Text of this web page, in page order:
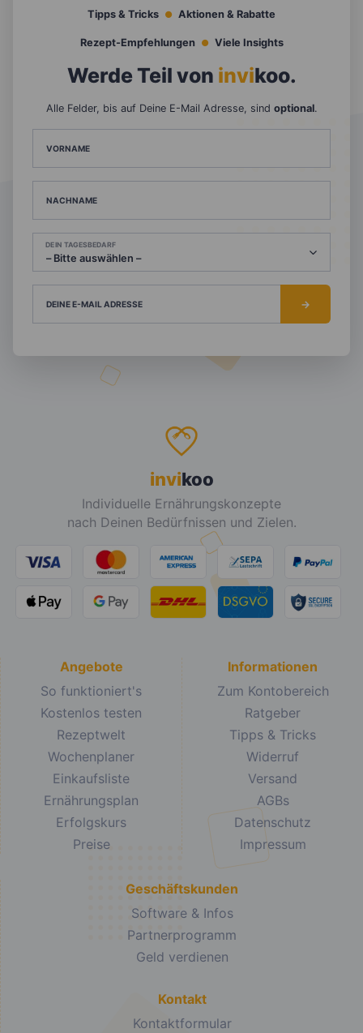
Tipps & Tricks Aktionen & Rabatte
Rezept-Empfehlungen Viele Insights
Werde Teil von invikoo.
Alle Felder, bis auf Deine E-Mail Adresse, sind optional.
VORNAME
NACHNAME
DEIN TAGESBEDARF
DEINE E-MAIL ADRESSE
invikoo
Individuelle Ernährungskonzepte
nach Deinen Bedürfnissen und Zielen.
Angebote
So funktioniert's
Kostenlos testen
Rezeptwelt
Wochenplaner
Einkaufsliste
Ernährungsplan
Erfolgskurs
Preise
Informationen
Zum Kontobereich
Ratgeber
Tipps & Tricks
Widerruf
Versand
AGBs
Datenschutz
Impressum
Geschäftskunden
Software & Infos
Partnerprogramm
Geld verdienen
Kontakt
Kontaktformular